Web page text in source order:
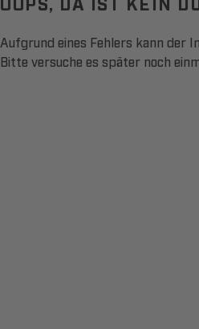
Aufgrund eines Fehlers kann der
Bitte versuche es später noch